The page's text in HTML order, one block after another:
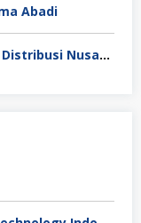
Abadi
Lowongan Kerja PT Sinarmas Distribusi Nusantara